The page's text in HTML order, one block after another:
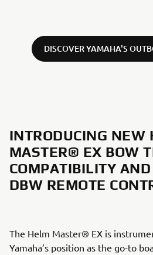
DISCOVER YAMAHA'S
INTRODUCING NEW
MASTER® EX BOW
COMPATIBILITY
DBW REMOTE
The Helm Master® EX is
Yamaha’s position as the go-to